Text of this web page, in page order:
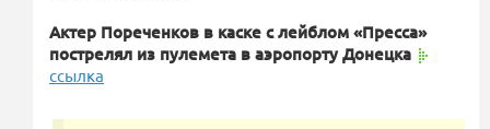
Актер Пореченков в каске с лейблом «Пресса»
пострелял из пулемета в аэропорту Донецка
ссылка